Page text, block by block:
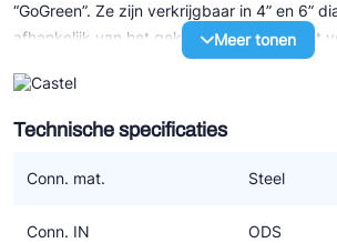
“GoGreen”. Ze zijn verkrijgbaar in 4” en 6”
afhankelijk van het gekozen type geschikt
patronen. En dat kan zijn voor een droger
een zuigfilter (C).
De toevoeging F in AF en CF staat voor
bussen zijn gekalibreerd voor
In de omschrijving wordt weergegeven
Meer tonen
Technische specificaties
Conn. mat. Steel
Conn. IN ODS